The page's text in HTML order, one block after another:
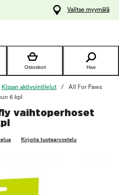
Valitse myymälä
Ostoskori Hae
Kissan aktivointilelut
All For Paws
6 kpl
vaihtoperhoset
Kirjoita tuotearvostelu